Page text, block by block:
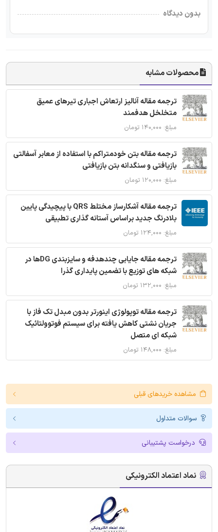
بدون دیدگاه
محصولات مشابه
ترجمه مقاله آنالیز ارتعاش اجباری تیرهای عمیق
متخلخل هدفمند
مبلغ: ۱۴۰,۰۰۰ تومان
ترجمه مقاله بتن خودمتراکم با استفاده از معابر آسفالتی
بازیافتی و سنگدانه بتن بازیافتی
مبلغ: ۱۲۰,۰۰۰ تومان
ترجمه مقاله آشکارساز مختلط QRS با پیچیدگی پایین
بلادرنگ جدید براساس آستانه گذاری تطبیقی
مبلغ: ۱۲۴,۰۰۰ تومان
ترجمه مقاله جایابی چندهدفه و سایزبندی DGها در
شبکه های توزیع با تضمین پایداری گذرا
مبلغ: ۱۳۲,۰۰۰ تومان
ترجمه مقاله توپولوژی اینورتر بدون مبدل تک فاز با
جریان نشتی کاهش یافته برای سیستم فوتوولتائیک
شبکه ای متصل
مبلغ: ۱۴۸,۰۰۰ تومان
مشاهده خریدهای قبلی
سوالات متداول
درخواست پشتیبانی
نماد اعتماد الکترونیکی